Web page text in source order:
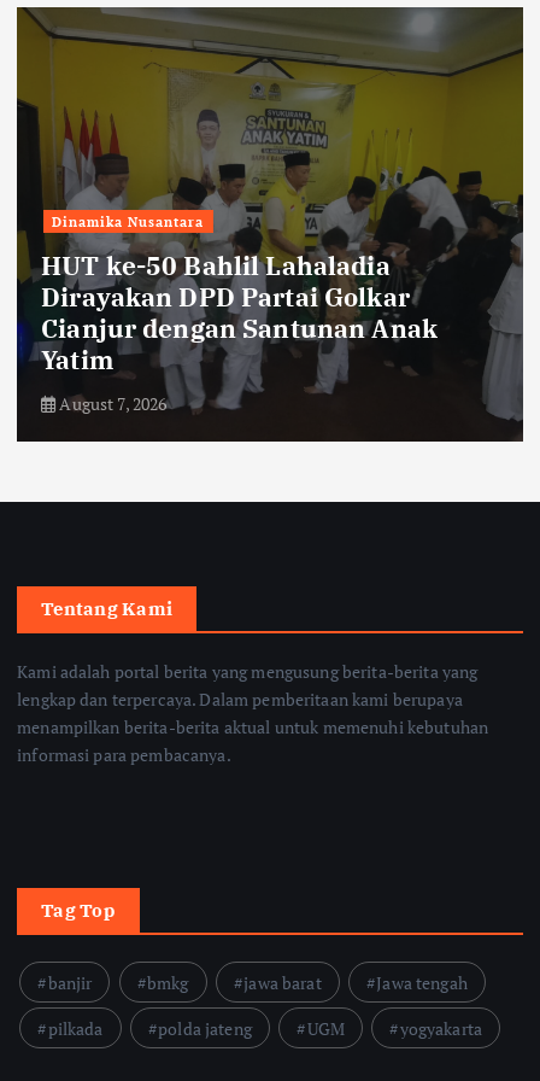
g
i
n
a
t
i
o
n
Dinamika Nusantara
HUT ke-50 Bahlil Lahaladia
Dirayakan DPD Partai Golkar
Cianjur dengan Santunan Anak
Yatim
August 7, 2026
Tentang Kami
Kami adalah portal berita yang mengusung berita-berita yang
lengkap dan terpercaya. Dalam pemberitaan kami berupaya
menampilkan berita-berita aktual untuk memenuhi kebutuhan
informasi para pembacanya.
Tag Top
banjir bmkg jawa barat
Jawa tengah
pilkada
polda jateng UGM yogyakarta